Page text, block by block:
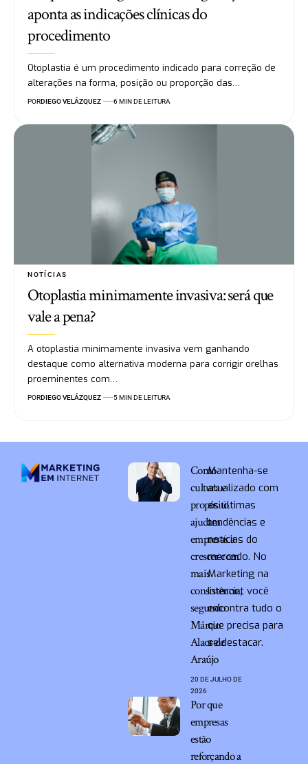
aponta as indicações clínicas do
procedimento
Otoplastia é um procedimento indicado para correção de
alterações na forma, posição ou proporção das…
PORDIEGO VELÁZQUEZ 6 MIN DE LEITURA
NOTÍCIAS
Otoplastia minimamente invasiva: será que
vale a pena?
A otoplastia minimamente invasiva vem ganhando
destaque como alternativa moderna para corrigir orelhas
proeminentes com…
PORDIEGO VELÁZQUEZ 5 MIN DE LEITURA
Como
cultura e
propósito
ajudam
empresas a
crescer com
mais
consistência,
segundo
Márcio
Alaor de
Araújo
20 DE JULHO DE
2026
Por que
empresas
estão
reforçando a
Mantenha-se
atualizado com
as últimas
tendências e
notícias do
mercado. No
Marketing na
Internet você
encontra tudo o
que precisa para
se destacar.